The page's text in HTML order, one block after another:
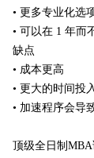
• 更多专业化选
• 可以在 1 年而
缺点
• 成本更高
• 更大的时间投
• 加速程序会导
顶级全日制MBA